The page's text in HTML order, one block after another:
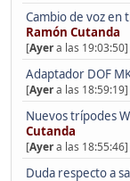
Cambio de voz en
Ramón Cutanda
[Ayera las 19:03:50]
Adaptador DOF
[Ayera las 18:59:19]
Nuevos trípodes
Cutanda
[Ayera las 18:55:46]
Duda respecto a